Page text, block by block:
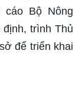
Bộ Nông
định, trình Thủ
để triển khai